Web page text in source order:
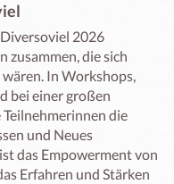
2026
zusammen, die sich
In Workshops,
bei einer großen
die
und Neues
das Empowerment von
Erfahren und Stärken